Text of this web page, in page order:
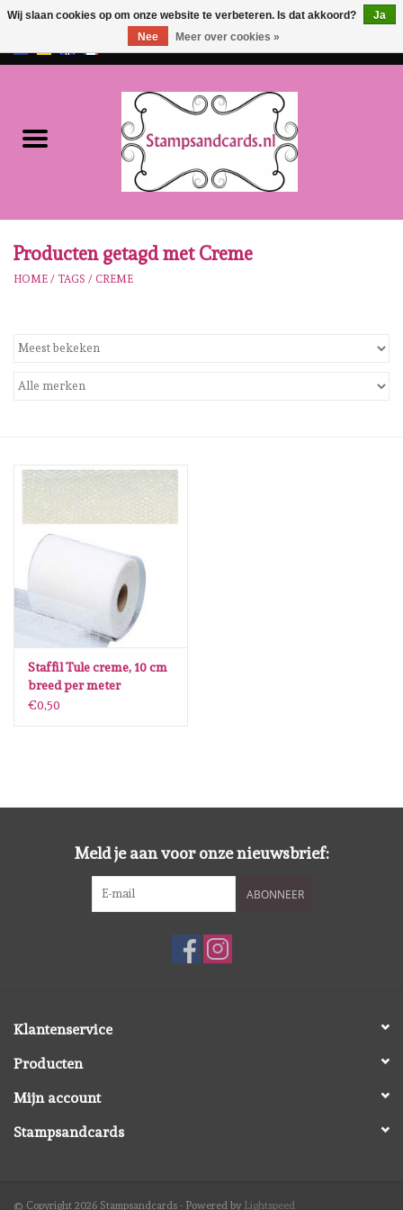
EUR/GBP
NIEUW!!
Onze Merken
Stempels
Stempelinkt
Stempelaccesoires
Papier (blokjes) &
Embellishments
Embellishment/bedeltjes
Embossingpoeders
Inkleurbenodigdheden
Gereedschap
Producten getagd met Creme
HOME / TAGS / CREME
Staffil Tule creme, 10 cm
breed per meter
€0,50
Meld je aan voor onze nieuwsbrief:
ABONNEER
Klantenservice
Producten
Mijn account
Stampsandcards
© Copyright 2026 Stampsandcards - Powered by Lightspeed
Wij slaan cookies op om onze website te verbeteren. Is dat akkoord?
Ja
Nee
Meer over cookies »